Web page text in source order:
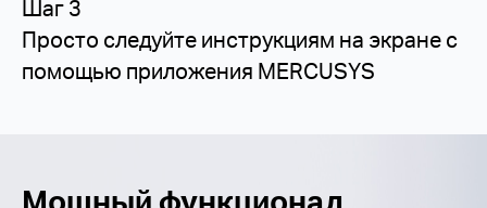
Шаг 3
Просто следуйте инструкциям на экране с
помощью приложения MERCUSYS